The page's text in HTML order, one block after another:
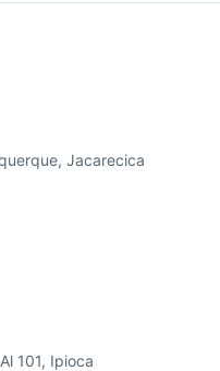
Jacarecica
101, Ipioca